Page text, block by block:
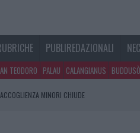
PUBLIREDAZIONALI
TEODORO PALAU CALANGIANUS BUDDUSÒ
MINORI CHIUDE